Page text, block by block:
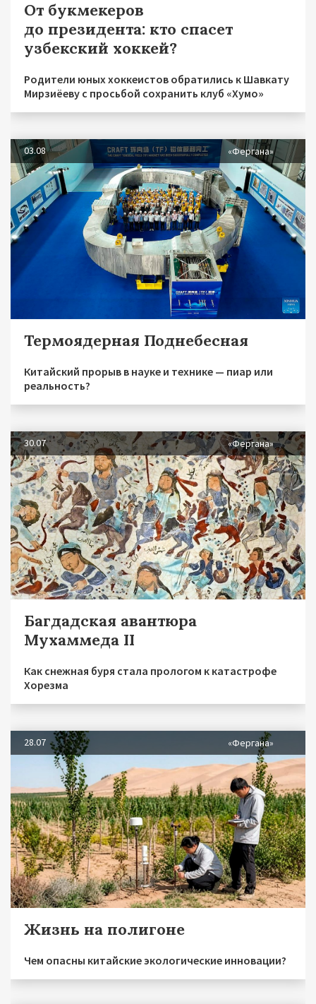
От букмекеров
до президента: кто спасет
узбекский хоккей?
Родители юных хоккеистов обратились к Шавкату
Мирзиёеву с просьбой сохранить клуб «Хумо»
03.08 «Фергана»
Термоядерная Поднебесная
Китайский прорыв в науке и технике — пиар или
реальность?
30.07 «Фергана»
Багдадская авантюра
Мухаммеда II
Как снежная буря стала прологом к катастрофе
Хорезма
28.07 «Фергана»
Жизнь на полигоне
Чем опасны китайские экологические инновации?